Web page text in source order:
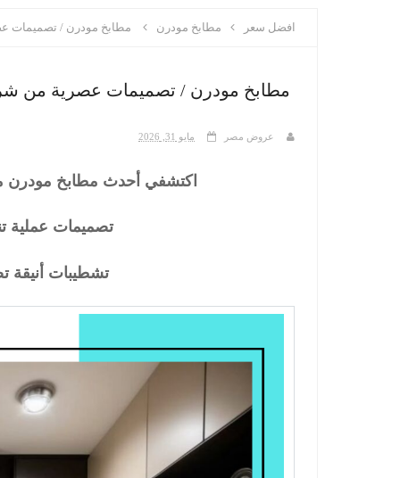
افضل سعر مطابخ مودرن مطابخ مودرن / تصميمات
مطابخ مودرن / تصميمات عصرية من
عروض مصر مايو 31, 2026
اكتشفي أحدث مطابخ مودرن
تصميمات عملية
تشطيبات أنيقة